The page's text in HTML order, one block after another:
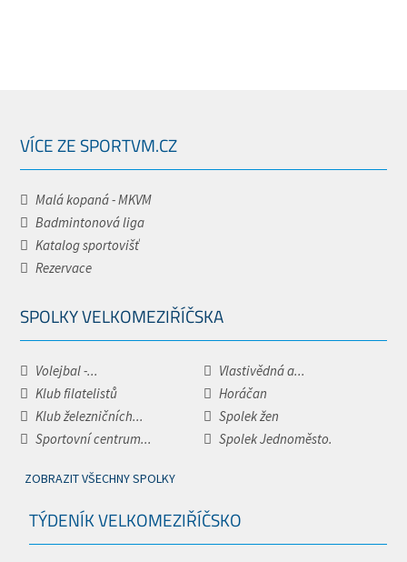
VÍCE ZE SPORTVM.CZ
Malá kopaná - MKVM
Badmintonová liga
Katalog sportovišť
Rezervace
SPOLKY VELKOMEZIŘÍČSKA
Volejbal -...
Vlastivědná a...
Klub filatelistů
Horáčan
Klub železničních...
Spolek žen
Sportovní centrum...
Spolek Jednoměsto.
ZOBRAZIT VŠECHNY SPOLKY
TÝDENÍK VELKOMEZIŘÍČSKO